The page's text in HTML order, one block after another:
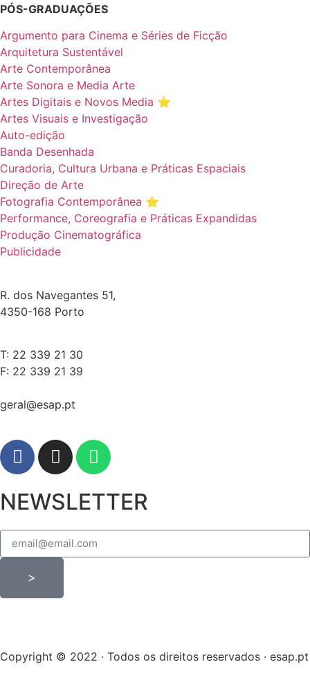
PÓS-GRADUAÇÕES
Argumento para Cinema e Séries de Ficção
Arquitetura Sustentável
Arte Contemporânea
Arte Sonora e Media Arte
Artes Digitais e Novos Media ⭐️
Artes Visuais e Investigação
Auto-edição
Banda Desenhada
Curadoria, Cultura Urbana e Práticas Espaciais
Direção de Arte
Fotografia Contemporânea ⭐️
Performance, Coreografia e Práticas Expandidas
Produção Cinematográfica
Publicidade
R. dos Navegantes 51,
4350-168 Porto
T: 22 339 21 30
F: 22 339 21 39
geral@esap.pt
NEWSLETTER
>
Copyright © 2022 · Todos os direitos reservados · esap.pt